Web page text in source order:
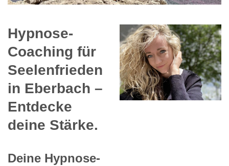
Hypnose-
Coaching für
Seelenfrieden
in Eberbach –
Entdecke
deine Stärke.
Deine Hypnose-